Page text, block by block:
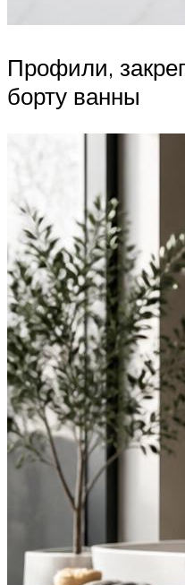
Профили,
борту ванны